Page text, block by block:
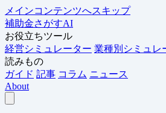
メインコンテンツへスキップ
補助金さがすAI
お役立ちツール
経営シミュレーター 業種別シミュレ
読みもの
ガイド 記事 コラム ニュース
About